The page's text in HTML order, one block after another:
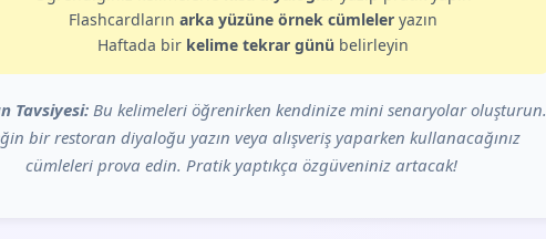
Flashcardların arka yüzüne örnek cümleleryazın
Haftada bir kelime tekrar günü belirleyin
Tavsiyesi: Bu kelimeleri öğrenirken kendinize mini senaryolar oluşturun.
bir restoran diyaloğu yazın veya alışveriş yaparken kullanacağınız
cümleleri prova edin. Pratik yaptıkça özgüveniniz artacak!